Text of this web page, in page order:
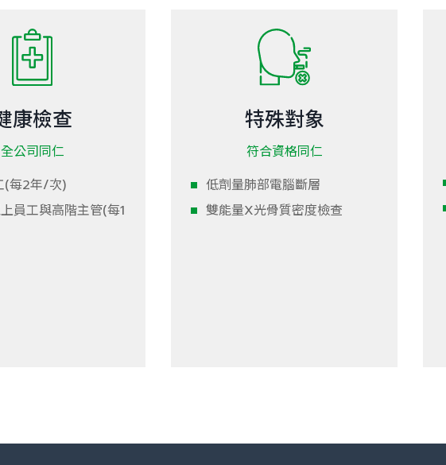
康檢查
全公司同仁
(每2年/次)
員工與高階主管(每1
特殊對象
符合資格同仁
低劑量肺部電腦斷層
雙能量X光骨質密度檢查